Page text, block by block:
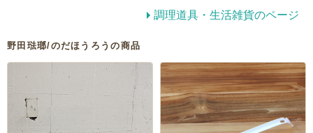
調理道具・生活雑貨のページ
野田琺瑯/のだほうろうの商品